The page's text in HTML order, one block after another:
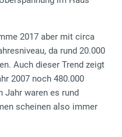
2017 aber mit circa
da rund 20.000
Auch dieser Trend zeigt
2007 noch 480.000
Jahr waren es rund
scheinen also immer